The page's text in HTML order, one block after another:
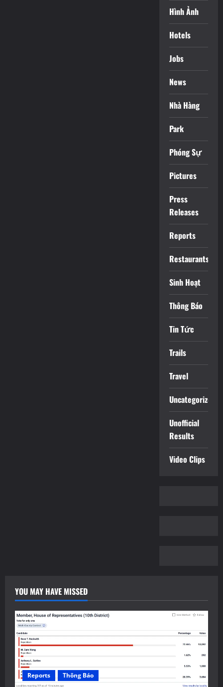
Hình Ảnh
Hotels
Jobs
News
Nhà Hàng
Park
Phóng Sự
Pictures
Press
Releases
Reports
Restaurants
Sinh Hoạt
Thông Báo
Tin Tức
Trails
Travel
Uncategorized
Unofficial
Results
Video Clips
YOU MAY HAVE MISSED
Reports Thông Báo